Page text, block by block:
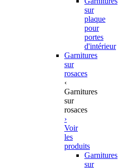
sur
plaque
pour
portes
d'intérieur
Garnitures
sur
rosaces
‹
Garnitures
sur
rosaces
›
Voir
les
produits
Garnitures
sur